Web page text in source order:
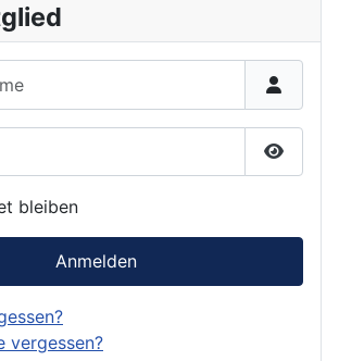
bleiben
Anmelden
vergessen?